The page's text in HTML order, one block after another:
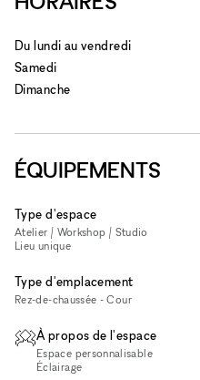
Du lundi au vendredi
Samedi
Dimanche
ÉQUIPEMENTS
Type d'espace
Atelier / Workshop / Studio
Lieu unique
Type d'emplacement
Rez-de-chaussée - Cour
À propos de l'espace
Espace personnalisable
Éclairage